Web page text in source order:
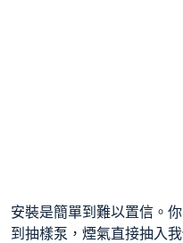
安裝是簡單到難以置信。
到抽樣泵，煙氣直接抽入